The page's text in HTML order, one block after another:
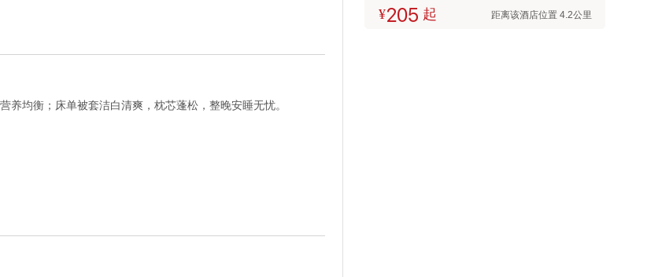
养均衡；床单被套洁白清爽，枕芯蓬松，整晚安睡无忧。
¥ 起 距离该酒店位置 4.2公里